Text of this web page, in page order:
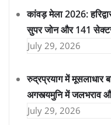
कांवड़ मेला 2026:
सुपर जोन और 141
July 29, 2026
रुद्रप्रयाग में मूसलाधार
अगस्त्यमुनि में
July 29, 2026